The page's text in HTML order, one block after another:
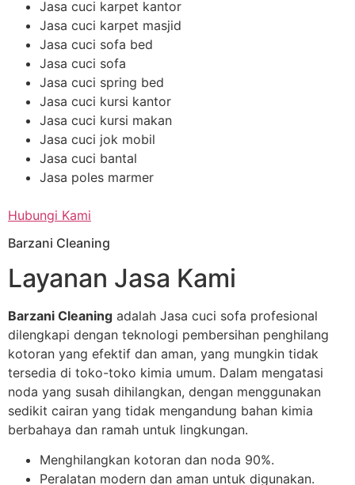
Jasa cuci karpet kantor
Jasa cuci karpet masjid
Jasa cuci sofa bed
Jasa cuci sofa
Jasa cuci spring bed
Jasa cuci kursi kantor
Jasa cuci kursi makan
Jasa cuci jok mobil
Jasa cuci bantal
Jasa poles marmer
Hubungi Kami
Barzani Cleaning
Layanan Jasa Kami
Barzani Cleaning adalah Jasa cuci sofa profesional
dilengkapi dengan teknologi pembersihan penghilang
kotoran yang efektif dan aman, yang mungkin tidak
tersedia di toko-toko kimia umum. Dalam mengatasi
noda yang susah dihilangkan, dengan menggunakan
sedikit cairan yang tidak mengandung bahan kimia
berbahaya dan ramah untuk lingkungan.
Menghilangkan kotoran dan noda 90%.
Peralatan modern dan aman untuk digunakan.